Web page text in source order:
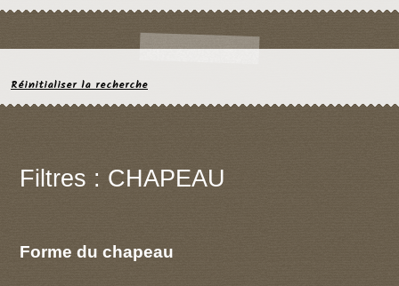
Réinitialiser la recherche
Filtres : CHAPEAU
Forme du chapeau